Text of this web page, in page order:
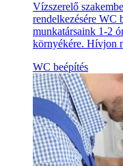
Vízszerelő
rendelkezésére WC
munkatársaink 1-2
környékére. Hívjon
WC beépítés